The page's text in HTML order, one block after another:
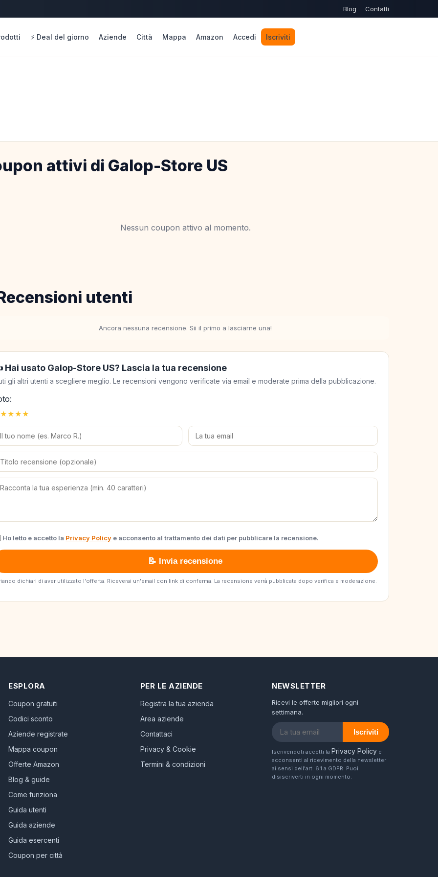
Blog Contatti
⚡ Deal del giorno Aziende Città Mappa Amazon Accedi Iscriviti
attivi di Galop-Store US
Nessun coupon attivo al momento.
utenti
Ancora nessuna recensione. Sii il primo a lasciarne una!
usato Galop-Store US? Lascia la tua recensione
gli altri utenti a scegliere meglio. Le recensioni vengono verificate via email e moderate prima della pubblicazione.
★
★
★
★
Ho letto e accetto la Privacy Policy e acconsento al trattamento dei dati per pubblicare la recensione.
📝 Invia recensione
dichiari di aver utilizzato l'offerta. Riceverai un'email con link di conferma. La recensione verrà pubblicata dopo verifica e moderazione.
ESPLORA
Coupon gratuiti
Codici sconto
Aziende registrate
Mappa coupon
Offerte Amazon
Blog & guide
Come funziona
Guida utenti
Guida aziende
Guida esercenti
Coupon per città
PER LE AZIENDE
Registra la tua azienda
Area aziende
Contattaci
Privacy & Cookie
Termini & condizioni
NEWSLETTER
Ricevi le offerte migliori ogni
settimana.
Iscriviti
Iscrivendoti accetti la Privacy Policy e
acconsenti al ricevimento della newsletter
ai sensi dell'art. 6.1.a GDPR. Puoi
disiscriverti in ogni momento.